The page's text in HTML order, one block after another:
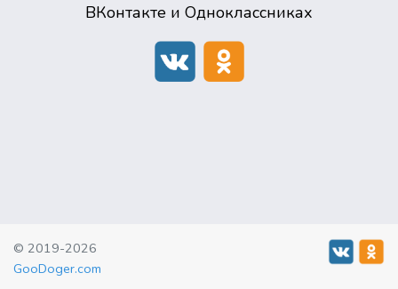
ВКонтакте и Одноклассниках
© 2019-2026
GooDoger.com